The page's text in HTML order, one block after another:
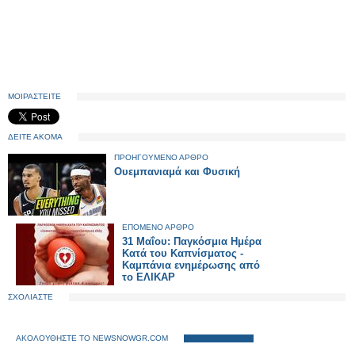
ΜΟΙΡΑΣΤΕΙΤΕ
ΔΕΙΤΕ ΑΚΟΜΑ
ΠΡΟΗΓΟΥΜΕΝΟ ΑΡΘΡΟ
Ουεμπανιαμά και Φυσική
ΕΠΟΜΕΝΟ ΑΡΘΡΟ
31 Μαΐου: Παγκόσμια Ημέρα
Κατά του Καπνίσματος -
Καμπάνια ενημέρωσης από
το ΕΛΙΚΑΡ
ΣΧΟΛΙΑΣΤΕ
ΑΚΟΛΟΥΘΗΣΤΕ ΤΟ NEWSNOWGR.COM